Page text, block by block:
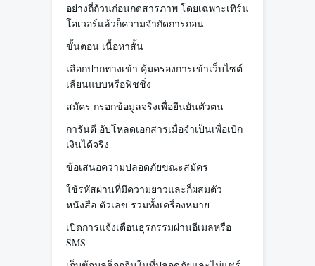
อย่างถี่ถ้วนก่อนกดสารภาพ โดยเฉพาะเทิร์น
โอเวอร์แล้วก็ความจำกัดการถอน
ขั้นตอน เนื้อหาสั้น
เลือกปากทางเข้า คุ้มครองการเข้าเว็บไซต์
เลียนแบบหรือฟิชชิ่ง
สมัคร กรอกข้อมูลจริงเพื่อยืนยันตัวตน
การันตี อัปโหลดเอกสารเมื่อจำเป็นเพื่อเบิก
เงินได้จริง
ข้อเสนอความปลอดภัยขณะสมัคร
ใช้รหัสผ่านที่มีความยาวและก็ผสมตัว
หนังสือ ตัวเลข รวมทั้งเครื่องหมาย
เปิดการแจ้งเตือนธุรกรรมผ่านอีเมลหรือ
SMS